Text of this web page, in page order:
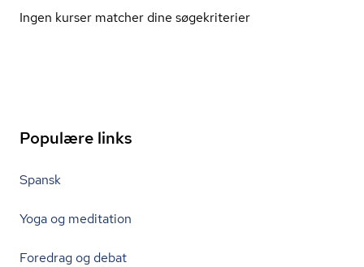
Ingen kurser matcher dine søgekriterier
Populære links
Spansk
Yoga og meditation
Foredrag og debat